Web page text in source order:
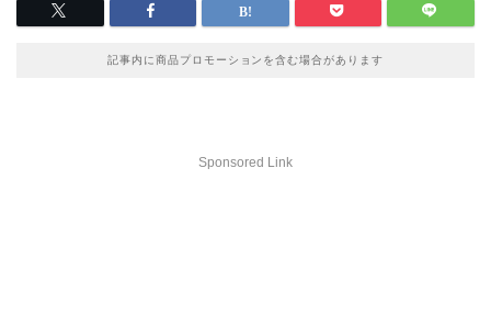
記事内に商品プロモーションを含む場合があります
Sponsored Link